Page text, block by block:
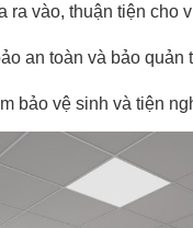
vào, thuận tiện cho
an toàn và bảo quản
bảo vệ sinh và tiện